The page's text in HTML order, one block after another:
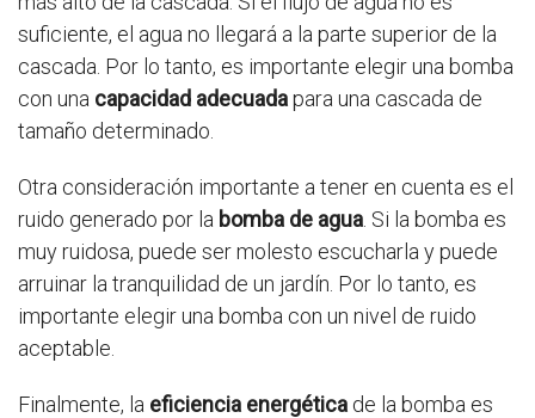
suficiente, el agua no llegará a la parte superior de la
cascada. Por lo tanto, es importante elegir una bomba
con una capacidad adecuadapara una cascada de
tamaño determinado.
Otra consideración importante a tener en cuenta es el
ruido generado por la bomba de agua . Si la bomba es
muy ruidosa, puede ser molesto escucharla y puede
arruinar la tranquilidad de un jardín. Por lo tanto, es
importante elegir una bomba con un nivel de ruido
aceptable.
Finalmente, la eficiencia energética de la bomba es